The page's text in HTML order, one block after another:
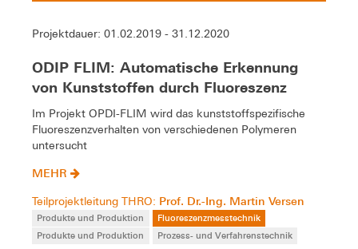
Projektdauer: 01.02.2019 - 31.12.2020
ODIP FLIM: Automatische Erkennung
von Kunststoffen durch Fluoreszenz
Im Projekt OPDI-FLIM wird das kunststoffspezifische
Fluoreszenzverhalten von verschiedenen Polymeren
untersucht
MEHR
Teilprojektleitung THRO: Prof. Dr.-Ing. Martin Versen
Produkte und Produktion
Fluoreszenzmesstechnik
Produkte und Produktion
Prozess- und Verfahrenstechnik